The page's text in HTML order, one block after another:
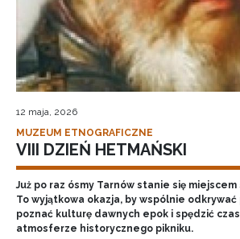
12 maja, 2026
MUZEUM ETNOGRAFICZNE
VIII DZIEŃ HETMAŃSKI
Już po raz ósmy Tarnów stanie się
To wyjątkowa okazja, by wspólnie odkrywać
poznać kulturę dawnych epok i spędzić
atmosferze historycznego pikniku.